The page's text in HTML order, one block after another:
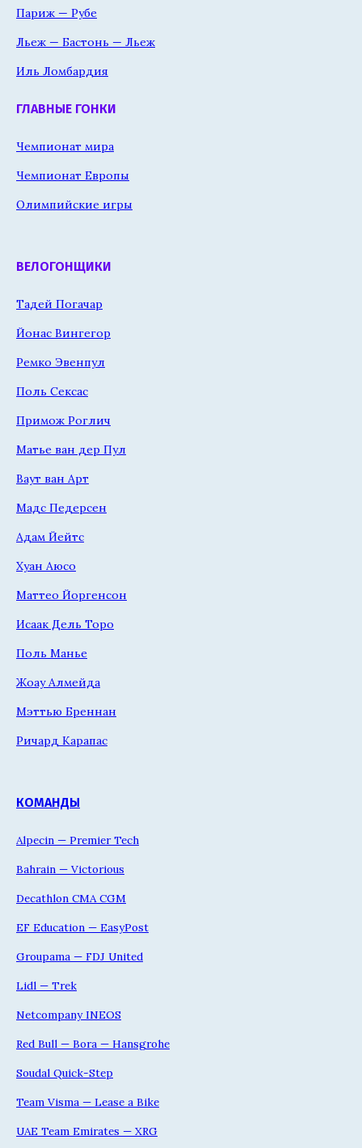
Париж — Рубе
Льеж — Бастонь — Льеж
Иль Ломбардия
ГЛАВНЫЕ ГОНКИ
Чемпионат мира
Чемпионат Европы
Олимпийские игры
ВЕЛОГОНЩИКИ
Тадей Погачар
Йонас Вингегор
Ремко Эвенпул
Поль Сексас
Примож Роглич
Матье ван дер Пул
Ваут ван Арт
Мадс Педерсен
Адам Йейтс
Хуан Аюсо
Маттео Йоргенсон
Исаак Дель Торо
Поль Манье
Жоау Алмейда
Мэттью Бреннан
Ричард Карапас
КОМАНДЫ
Alpecin — Premier Tech
Bahrain — Victorious
Decathlon CMA CGM
EF Education — EasyPost
Groupama — FDJ United
Lidl — Trek
Netcompany INEOS
Red Bull — Bora — Hansgrohe
Soudal Quick-Step
Team Visma — Lease a Bike
UAE Team Emirates — XRG